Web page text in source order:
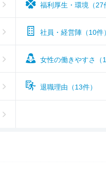
福利厚生・環境（27
社員・経営陣（10件）
女性の働きやすさ（
退職理由（13件）